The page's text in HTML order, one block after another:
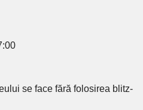
se face fără folosirea blitz-